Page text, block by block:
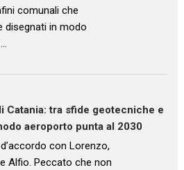
comunali che
disegnati in modo
Catania: tra sfide geotecniche e
aeroporto punta al 2030
con Lorenzo,
Alfio. Peccato che non